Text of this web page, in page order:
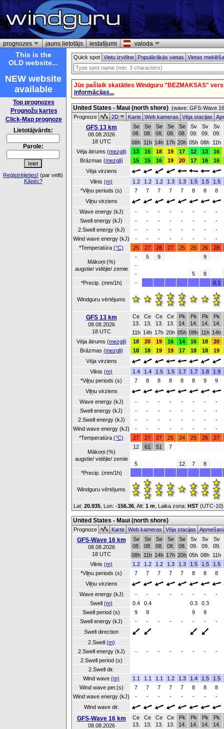
prognozes jauns lietotājs iestatījumi valoda
This is the
OLD website...
NEW website
available
Top prognozes
Prognožu kartes
Click-Map prognoze
Lietotājvārds:
Parole:
Reģistrējieties! (par velti)
Kāpēc?
Quick spot Vietu izvēlnePopulārākās vietasVietas
Jūs pašlaik skatāties Windguru "BEZMAKSAS"
informācijas...
United States - Maui (north shore) (wave: GFS-Wave
Prognoze
2D KarteWeb kamerasVēja stacijas
GFS 13 km
08.08.2026
18 UTC
Se
08.
Se
08.
Se
08.
Se
08.
Se
08.
Sv
09.
Sv
09.
Sv
09.
08h 11h 14h 17h 20h 05h 08h 11h
Vēja ātrums (mezgli) 13 15 18 19 17 12 13
16
Brāzmas (mezgli) 15 15 16 19 20 17 16
16
Vēja virziens
Vilnis (m) 1.2 1.2 1.2 1.3 1.3 1.5 1.5
1.5
*Viļņu periods (s)
7 7 7 7 7 8 8
8
Viļņu virziens
Wave energy (kJ)
- - - - - - -
-
Swell energy (kJ)
- - - - - - -
-
2.Swell energy (kJ)
- - - - - - -
-
Wind wave energy (kJ)
- - - - - - -
-
*Temperatūra (°C) 25 27 28 27 25 25 26 28
Mākoņi (%)
augstie/ vidējie/ zemie
-
-
-
5 9
5
9
8
*Precip. (mm/1h)
- 0.1
Windguru vērtējums
GFS 13 km
08.08.2026
18 UTC
Ce
13.
Ce
13.
Ce
13.
Ce
13.
Pk
14.
Pk
14.
Pk
14.
Pk
14.
11h 14h 17h 20h 05h 08h 11h 14h
Vēja ātrums (mezgli) 18 20 19 16 14 16 18
20
Brāzmas (mezgli) 18 18 19 19 17 18 18
19
Vēja virziens
Vilnis (m) 1.4 1.4 1.5 1.5 1.7 1.7 1.8
1.9
*Viļņu periods (s)
7 8 8 8 8 8 9
9
Viļņu virziens
Wave energy (kJ)
- - - - - - -
-
Swell energy (kJ)
- - - - - - -
-
2.Swell energy (kJ)
- - - - - - -
-
Wind wave energy (kJ)
- - - - - - -
-
*Temperatūra (°C) 27 27 27 25 24 25 26 27
Mākoņi (%)
augstie/ vidējie/ zemie
12
5
61 51 7
12 7
8
*Precip. (mm/1h)
Windguru vērtējums
Lat: 20.935 , Lon: -156.36 Alt: 1 m , Laika zona: HST (UTC-
United States - Maui (north shore)
Prognoze KarteWeb kamerasVēja stacijas
GFS-Wave 16 km
08.08.2026
18 UTC
Se
08.
Se
08.
Se
08.
Se
08.
Se
08.
Sv
09.
Sv
09.
Sv
09.
08h 11h 14h 17h 20h 05h 08h 11h
Vilnis (m) 1.2 1.2 1.2 1.3 1.3 1.5 1.5
1.5
*Viļņu periods (s)
7 7 7 7 7 8 8
8
Viļņu virziens
Wave energy (kJ)
- - - - - - -
-
Swell (m) 0.4 0.4 0.3
0.3
Swell period (s)
9 9 9
9
Swell energy (kJ)
- - - - - - -
-
Swell direction
2.Swell (m)
2.Swell energy (kJ)
- - - - - - -
-
2.Swell period (s)
2.Swell dir.
Wind wave (m) 1.1 1.1 1.1 1.2 1.3 1.4 1.5
1.5
Wind wave per.(s)
7 7 7 7 7 8 8
8
Wind wave energy (kJ)
- - - - - - -
-
Wind wave dir.
GFS-Wave 16 km
08.08.2026
Ce
13.
Ce
13.
Ce
13.
Ce
13.
Pk
14.
Pk
14.
Pk
14.
Pk
14.